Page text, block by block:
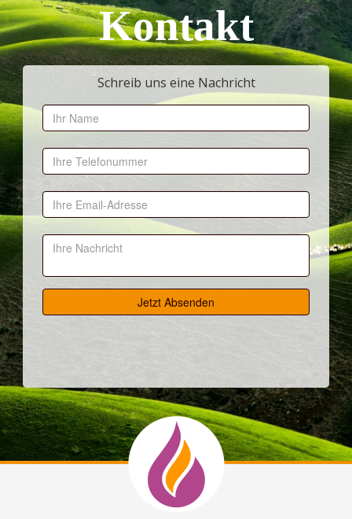
Kontakt
Schreib uns eine Nachricht